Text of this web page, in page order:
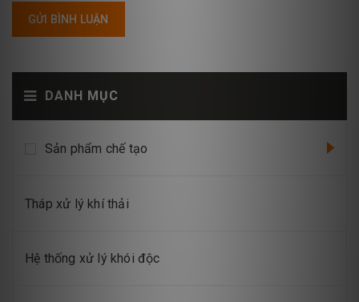
DANH MỤC
Sản phẩm chế tạo
Tháp xử lý khí thải
Hệ thống xử lý khói độc
GỬI BÌNH LUẬN